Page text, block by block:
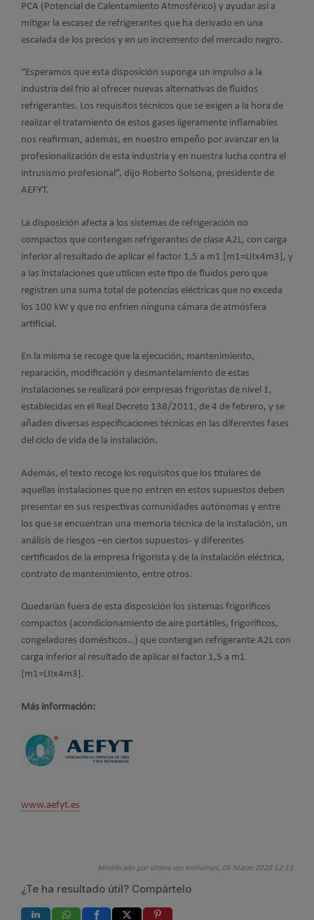
PCA (Potencial de Calentamiento Atmosférico) y ayudar así a
mitigar la escasez de refrigerantes que ha derivado en una
escalada de los precios y en un incremento del mercado negro.
“Esperamos que esta disposición suponga un impulso a la
industria del frío al ofrecer nuevas alternativas de fluidos
refrigerantes. Los requisitos técnicos que se exigen a la hora de
realizar el tratamiento de estos gases ligeramente inflamables
nos reafirman, además, en nuestro empeño por avanzar en la
profesionalización de esta industria y en nuestra lucha contra el
intrusismo profesional”, dijo Roberto Solsona, presidente de
AEFYT.
La disposición afecta a los sistemas de refrigeración no
compactos que contengan refrigerantes de clase A2L, con carga
inferior al resultado de aplicar el factor 1,5 a m1 [m1=LIIx4m3], y
a las instalaciones que utilicen este tipo de fluidos pero que
registren una suma total de potencias eléctricas que no exceda
los 100 kW y que no enfríen ninguna cámara de atmósfera
artificial.
En la misma se recoge que la ejecución, mantenimiento,
reparación, modificación y desmantelamiento de estas
instalaciones se realizará por empresas frigoristas de nivel 1,
establecidas en el Real Decreto 138/2011, de 4 de febrero, y se
añaden diversas especificaciones técnicas en las diferentes fases
del ciclo de vida de la instalación.
Además, el texto recoge los requisitos que los titulares de
aquellas instalaciones que no entren en estos supuestos deben
presentar en sus respectivas comunidades autónomas y entre
los que se encuentran una memoria técnica de la instalación, un
análisis de riesgos –en ciertos supuestos- y diferentes
certificados de la empresa frigorista y de la instalación eléctrica,
contrato de mantenimiento, entre otros.
Quedarían fuera de esta disposición los sistemas frigoríficos
compactos (acondicionamiento de aire portátiles, frigoríficos,
congeladores domésticos…) que contengan refrigerante A2L con
carga inferior al resultado de aplicar el factor 1,5 a m1
[m1=LIIx4m3].
Más información:
www.aefyt.es
Modificado por última vez enViernes, 06 Marzo 2020 12:13
¿Te ha resultado útil? Compártelo